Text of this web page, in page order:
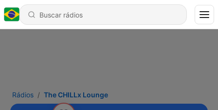
Rádios The CHILLx Lounge